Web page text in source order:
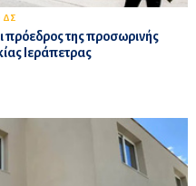
ΔΣ
πρόεδρος της προσωρινής
Ιεράπετρας